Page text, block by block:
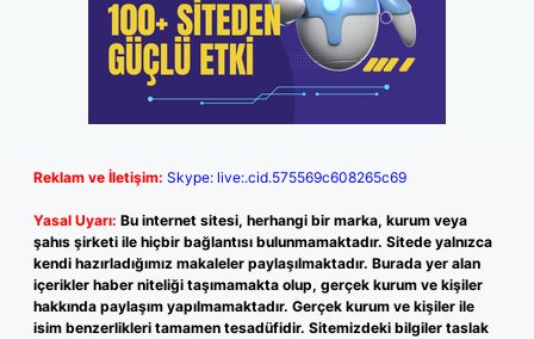
Reklam ve İletişim: Skype: live:.cid.575569c608265c69
Yasal Uyarı: Bu internet sitesi, herhangi bir marka, kurum veya
şahıs şirketi ile hiçbir bağlantısı bulunmamaktadır. Sitede yalnızca
kendi hazırladığımız makaleler paylaşılmaktadır. Burada yer alan
içerikler haber niteliği taşımamakta olup, gerçek kurum ve kişiler
hakkında paylaşım yapılmamaktadır. Gerçek kurum ve kişiler ile
isim benzerlikleri tamamen tesadüfidir. Sitemizdeki bilgiler taslak